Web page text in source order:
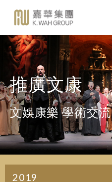
推廣文康
文娛康樂 學術交流
2019